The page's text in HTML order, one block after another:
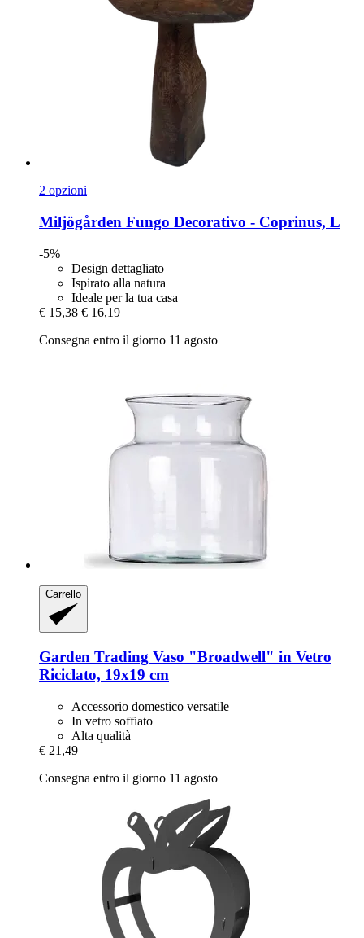
2 opzioni
Miljögården Fungo Decorativo -​ Coprinus, L
-5%
Design dettagliato
Ispirato alla natura
Ideale per la tua casa
€ 15,38 € 16,19
Consegna entro il giorno 11 agosto
Carrello
Garden Trading Vaso "Broadwell" in Vetro
Riciclato, 19x19 cm
Accessorio domestico versatile
In vetro soffiato
Alta qualità
€ 21,49
Consegna entro il giorno 11 agosto